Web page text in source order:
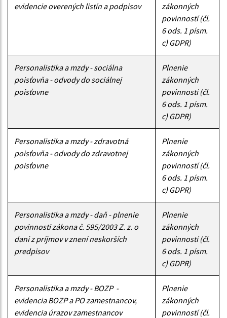
evidencie overených listín a podpisov
zákonných
povinností (čl.
6 ods. 1 písm.
c) GDPR)
Personalistika a mzdy - sociálna
poisťovňa - odvody do sociálnej
poisťovne
Plnenie
zákonných
povinností (čl.
6 ods. 1 písm.
c) GDPR)
Personalistika a mzdy - zdravotná
poisťovňa - odvody do zdravotnej
poisťovne
Plnenie
zákonných
povinností (čl.
6 ods. 1 písm.
c) GDPR)
Personalistika a mzdy - daň - plnenie
povinnosti zákona č. 595/2003 Z. z. o
dani z príjmov v znení neskorších
predpisov
Plnenie
zákonných
povinností (čl.
6 ods. 1 písm.
c) GDPR)
Personalistika a mzdy - BOZP -
evidencia BOZP a PO zamestnancov,
evidencia úrazov zamestnancov
Plnenie
zákonných
povinností (čl.